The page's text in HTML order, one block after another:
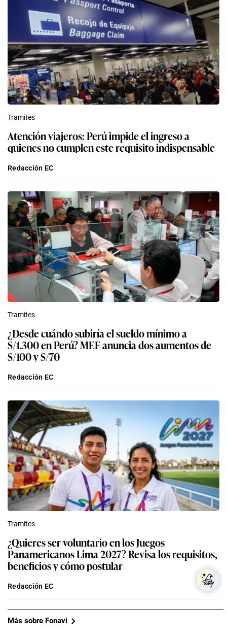
Tramites
Atención viajeros: Perú impide el ingreso a
quienes no cumplen este requisito indispensable
Redacción EC
Tramites
¿Desde cuándo subiría el sueldo mínimo a
S/1.300 en Perú? MEF anuncia dos aumentos de
S/100 y S/70
Redacción EC
Tramites
¿Quieres ser voluntario en los Juegos
Panamericanos Lima 2027? Revisa los requisitos,
beneficios y cómo postular
Redacción EC
Más sobre Fonavi